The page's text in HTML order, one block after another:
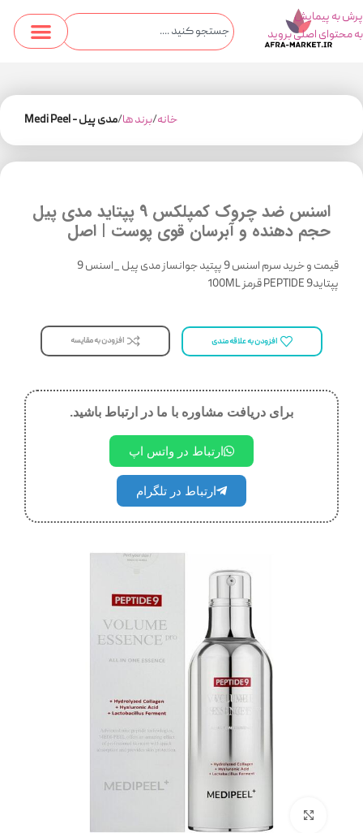
پرش به پیمایش
به محتوای اصلی بروید
خانه برند ها مدی پیل - Medi Peel
اسنس ضد چروک کمپلکس 9 پپتاید مدی پیل
حجم دهنده و آبرسان قوی پوست ‌‌| اصل
قیمت و خرید سرم اسنس 9 پپتید جوانساز مدی پیل _اسنس 9
پپتایدPEPTIDE 9 قرمز 100ML
افزودن به علاقه مندی افزودن به مقایسه
برای دریافت مشاوره با ما در ارتباط باشید.
ارتباط در واتس اپ
ارتباط در تلگرام